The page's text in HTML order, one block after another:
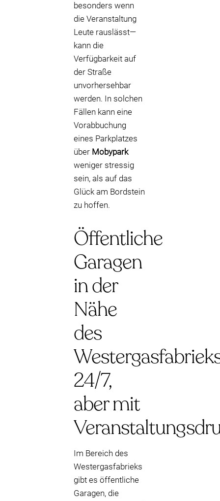
besonders wenn
die Veranstaltung
Leute rauslässt—
kann die
Verfügbarkeit auf
der Straße
unvorhersehbar
werden. In solchen
Fällen kann eine
Vorabbuchung
eines Parkplatzes
über Mobypark
weniger stressig
sein, als auf das
Glück am Bordstein
zu hoffen.
Öffentliche
Garagen
in der
Nähe
des
24/7,
aber mit
Im Bereich des
Westergasfabrieks
gibt es öffentliche
Garagen, die